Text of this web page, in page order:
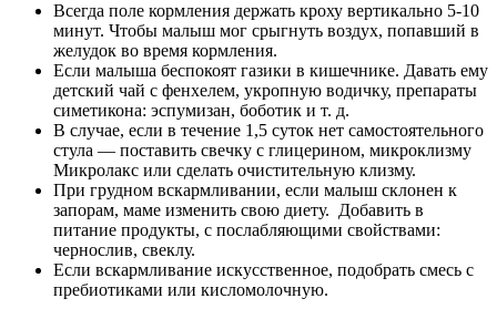
Всегда поле кормления держать кроху вертикально 5-10
минут. Чтобы малыш мог срыгнуть воздух, попавший в
желудок во время кормления.
Если малыша беспокоят газики в кишечнике. Давать ему
детский чай с фенхелем, укропную водичку, препараты
симетикона: эспумизан, боботик и т. д.
В случае, если в течение 1,5 суток нет самостоятельного
стула — поставить свечку с глицерином, микроклизму
Микролакс или сделать очистительную клизму.
При грудном вскармливании, если малыш склонен к
запорам, маме изменить свою диету. Добавить в
питание продукты, с послабляющими свойствами:
чернослив, свеклу.
Если вскармливание искусственное, подобрать смесь с
пребиотиками или кисломолочную.